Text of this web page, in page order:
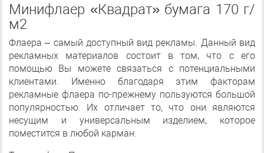
Минифлаер «Квадрат» бумага 170 г/
м2
Флаера – самый доступный вид рекламы. Данный вид
рекламных материалов состоит в том, что с его
помощью Вы можете связаться с потенциальными
клиентами. Именно благодаря этим факторам
рекламные флаера по-прежнему пользуются большой
популярностью. Их отличает то, что они являются
несущим и универсальным изделием, которое
поместится в любой карман.